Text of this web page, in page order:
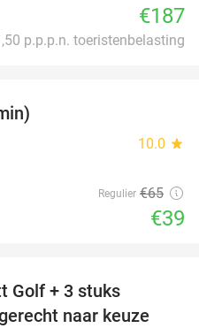
€187
p.p.p.n. toeristenbelasting
10.0 star
Regulier €65
€39
Golf + 3 stuks
naar keuze